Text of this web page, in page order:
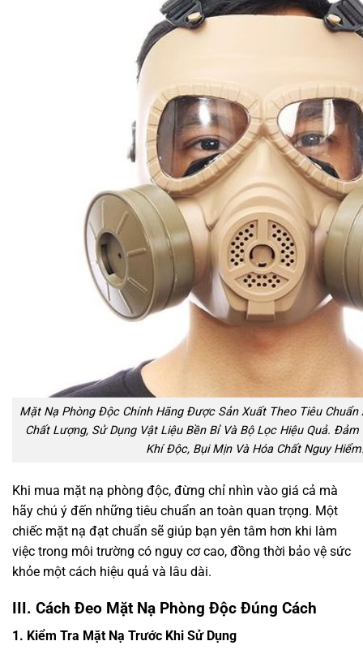
Mặt Nạ Phòng Độc Chính Hãng Được Sản Xuất Theo Tiêu Chuẩn
Chất Lượng, Sử Dụng Vật Liệu Bền Bỉ Và Bộ Lọc Hiệu Quả.
Khí Độc, Bụi Mịn Và Hóa Chất Nguy
Khi mua mặt nạ phòng độc, đừng chỉ nhìn vào giá cả mà
hãy chú ý đến những tiêu chuẩn an toàn quan trọng. Một
chiếc mặt nạ đạt chuẩn sẽ giúp bạn yên tâm hơn khi làm
việc trong môi trường có nguy cơ cao, đồng thời bảo vệ sức
khỏe một cách hiệu quả và lâu dài.
III. Cách Đeo Mặt Nạ Phòng Độc Đúng Cách
1. Kiểm Tra Mặt Nạ Trước Khi Sử Dụng